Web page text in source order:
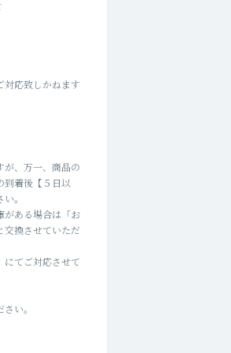
対応致しかねます
が、万一、商品の
到着後【５日以
。
がある場合は「お
交換させていただ
にてご対応させて
い。